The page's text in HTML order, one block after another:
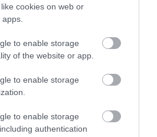
cookies on web or
to enable storage
of the website or app.
to enable storage
to enable storage
authentication
VÁLASZT